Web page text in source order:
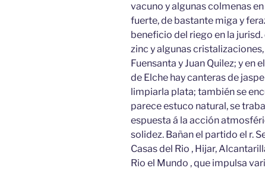
vacuno y algunas colmenas
fuerte, de bastante miga y
beneficio del riego en la
zinc y algunas
Fuensanta y Juan Quilez; y en
de Elche hay canteras de
limpiarla plata; también se
parece estuco natural, se
espuesta á la acción
solidez. Bañan el partido el r.
Casas del Rio , Hijar,
Rio el Mundo , que impulsa